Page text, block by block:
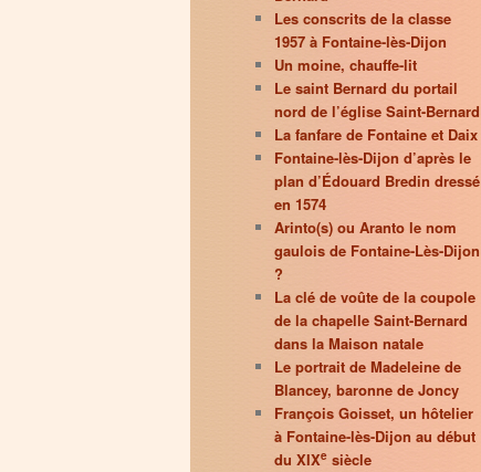
Les conscrits de la classe
1957 à Fontaine-lès-Dijon
Un moine, chauffe-lit
Le saint Bernard du portail
nord de l’église Saint-Bernard
La fanfare de Fontaine et Daix
Fontaine-lès-Dijon d’après le
plan d’Édouard Bredin dressé
en 1574
Arinto(s) ou Aranto le nom
gaulois de Fontaine-Lès-Dijon
?
La clé de voûte de la coupole
de la chapelle Saint-Bernard
dans la Maison natale
Le portrait de Madeleine de
Blancey, baronne de Joncy
François Goisset, un hôtelier
à Fontaine-lès-Dijon au début
du XIXe siècle